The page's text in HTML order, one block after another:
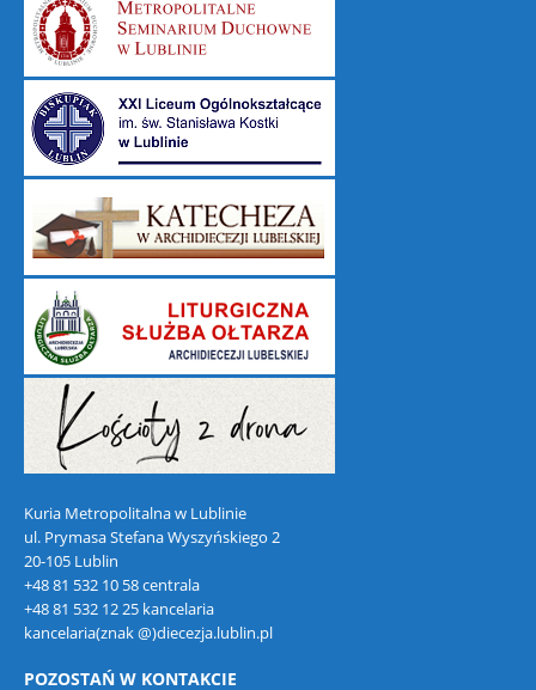
Kuria Metropolitalna w Lublinie
ul. Prymasa Stefana Wyszyńskiego 2
20-105 Lublin
+48 81 532 10 58 centrala
+48 81 532 12 25 kancelaria
kancelaria(znak @)diecezja.lublin.pl
POZOSTAŃ W KONTAKCIE